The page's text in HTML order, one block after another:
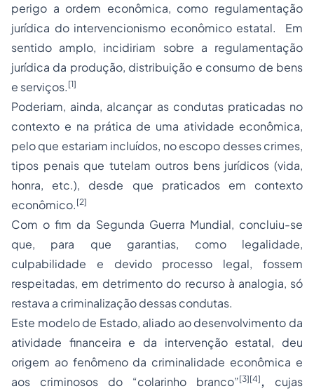
perigo a ordem econômica, como regulamentação
jurídica do intervencionismo econômico estatal. Em
sentido amplo, incidiriam sobre a regulamentação
jurídica da produção, distribuição e consumo de bens
e serviços. [1]
Poderiam, ainda, alcançar as condutas praticadas no
contexto e na prática de uma atividade econômica,
pelo que estariam incluídos, no escopo desses crimes,
tipos penais que tutelam outros bens jurídicos (vida,
honra, etc.), desde que praticados em contexto
econômico. [2]
Com o fim da Segunda Guerra Mundial, concluiu-se
que, para que garantias, como legalidade,
culpabilidade e devido processo legal, fossem
respeitadas, em detrimento do recurso à analogia, só
restava a criminalização dessas condutas.
Este modelo de Estado, aliado ao desenvolvimento da
atividade financeira e da intervenção estatal, deu
origem ao fenômeno da criminalidade econômica e
aos criminosos do “colarinho branco”[3][4] , cujas